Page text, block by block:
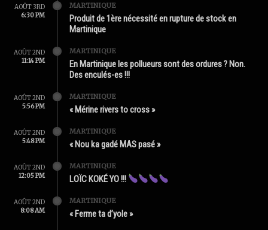
AOÛT 3RD
6:30 PM
MARTINIQUE
Produit de 1ère nécessité en rupture de stock en
Martinique
AOÛT 2ND
11:14 PM
MARTINIQUE
En Martinique les pollueurs sont des ordures ? Non.
Des enculés-es !!!
AOÛT 2ND
5:56 PM
MARTINIQUE
« Mérine rivers to cross »
AOÛT 2ND
5:48 PM
MARTINIQUE
« Nou ka gadé MAS pasé »
AOÛT 2ND
12:05 PM
MARTINIQUE
LOÏC KOKÉ YO !!!
AOÛT 2ND
8:08 AM
MARTINIQUE
« Ferme ta d’yole »